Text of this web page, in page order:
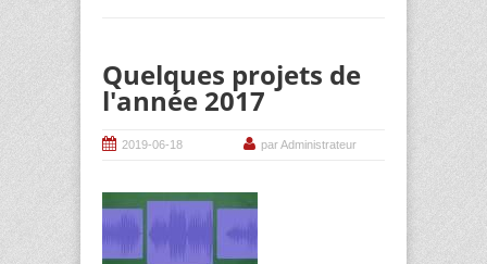
Quelques projets de
l'année 2017
2019-06-18 par Administrateur